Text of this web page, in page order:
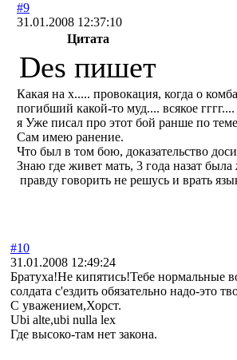
#9
31.01.2008 12:37:10
Цитата
Des пишет
Какая на х..... провокация, когда о
погибший какой-то муд.... всякое
я Уже писал про этот бой ранше по
Сам имею ранение.
Что был в том бою, доказательство
Знаю где живет мать, 3 года назат
правду говорить не решусь и врать
#10
31.01.2008 12:49:24
Братуха!Не кипятись!Тебе нормальные
солдата с'ездить обязательно надо-это
С уважением,Хорст.
Ubi alte,ubi nulla lex
Где высоко-там нет закона.